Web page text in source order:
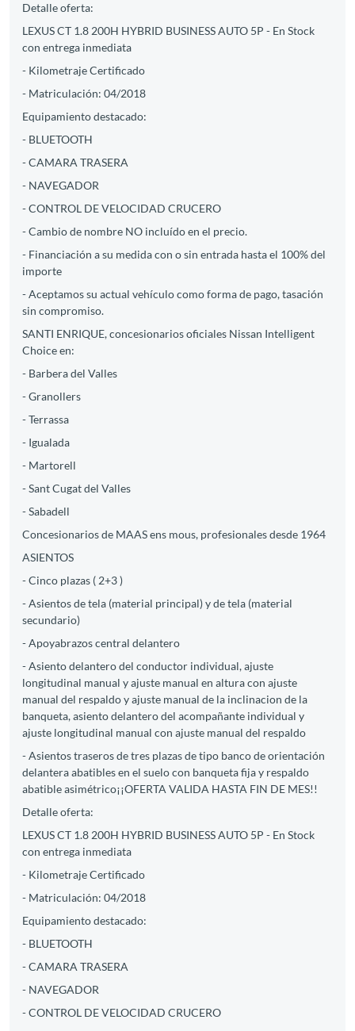
Detalle oferta:
LEXUS CT 1.8 200H HYBRID BUSINESS AUTO 5P - En Stock
con entrega inmediata
- Kilometraje Certificado
- Matriculación: 04/2018
Equipamiento destacado:
- BLUETOOTH
- CAMARA TRASERA
- NAVEGADOR
- CONTROL DE VELOCIDAD CRUCERO
- Cambio de nombre NO incluído en el precio.
- Financiación a su medida con o sin entrada hasta el 100% del
importe
- Aceptamos su actual vehículo como forma de pago, tasación
sin compromiso.
SANTI ENRIQUE, concesionarios oficiales Nissan Intelligent
Choice en:
- Barbera del Valles
- Granollers
- Terrassa
- Igualada
- Martorell
- Sant Cugat del Valles
- Sabadell
Concesionarios de MAAS ens mous, profesionales desde 1964
ASIENTOS
- Cinco plazas ( 2+3 )
- Asientos de tela (material principal) y de tela (material
secundario)
- Apoyabrazos central delantero
- Asiento delantero del conductor individual, ajuste
longitudinal manual y ajuste manual en altura con ajuste
manual del respaldo y ajuste manual de la inclinacion de la
banqueta, asiento delantero del acompañante individual y
ajuste longitudinal manual con ajuste manual del respaldo
- Asientos traseros de tres plazas de tipo banco de orientación
delantera abatibles en el suelo con banqueta fija y respaldo
abatible asimétrico¡¡OFERTA VALIDA HASTA FIN DE MES!!
Detalle oferta:
LEXUS CT 1.8 200H HYBRID BUSINESS AUTO 5P - En Stock
con entrega inmediata
- Kilometraje Certificado
- Matriculación: 04/2018
Equipamiento destacado:
- BLUETOOTH
- CAMARA TRASERA
- NAVEGADOR
- CONTROL DE VELOCIDAD CRUCERO